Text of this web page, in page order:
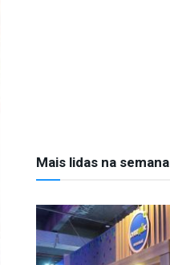
Mais lidas na semana